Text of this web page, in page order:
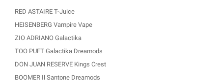
RED ASTAIRE T-Juice
HEISENBERG Vampire Vape
ZIO ADRIANO Galactika
TOO PUFT Galactika Dreamods
DON JUAN RESERVE Kings Crest
BOOMER Il Santone Dreamods